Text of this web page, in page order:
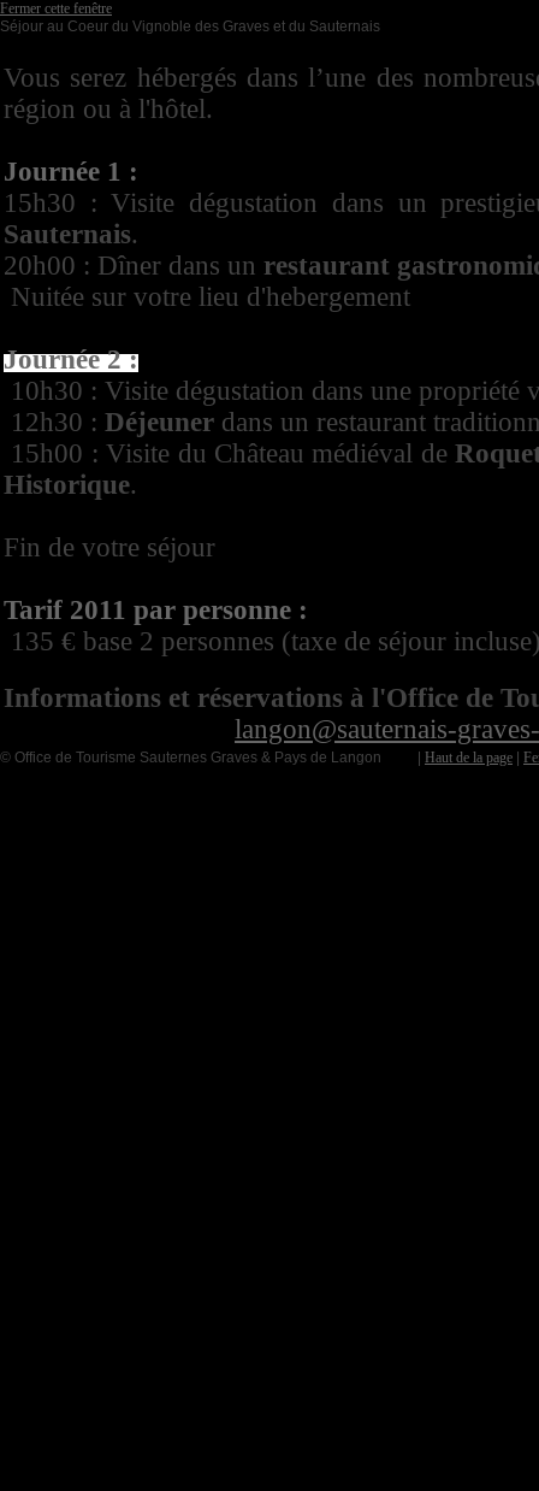
Fermer cette fenêtre
Séjour au Coeur du Vignoble des Graves et du Sauternais
Vous serez hébergés dans l’une des
région ou à l'hôtel.
Journée 1 :
15h30 : Visite dégustation dans un
Sauternais.
20h00 : Dîner dans un restaurant
Nuitée sur votre lieu d'hebergement
Journée 2 :
10h30 : Visite dégustation dans une propriété
12h30 : Déjeuner dans un restaurant
15h00 : Visite du Château médiéval de
Historique.
Fin de votre séjour
Tarif 2011 par personne :
135 € base 2 personnes (taxe de séjour
Informations et réservations à l'Office de
langon@sauternais-
© Office de Tourisme Sauternes Graves & Pays de Langon | Haut de la page